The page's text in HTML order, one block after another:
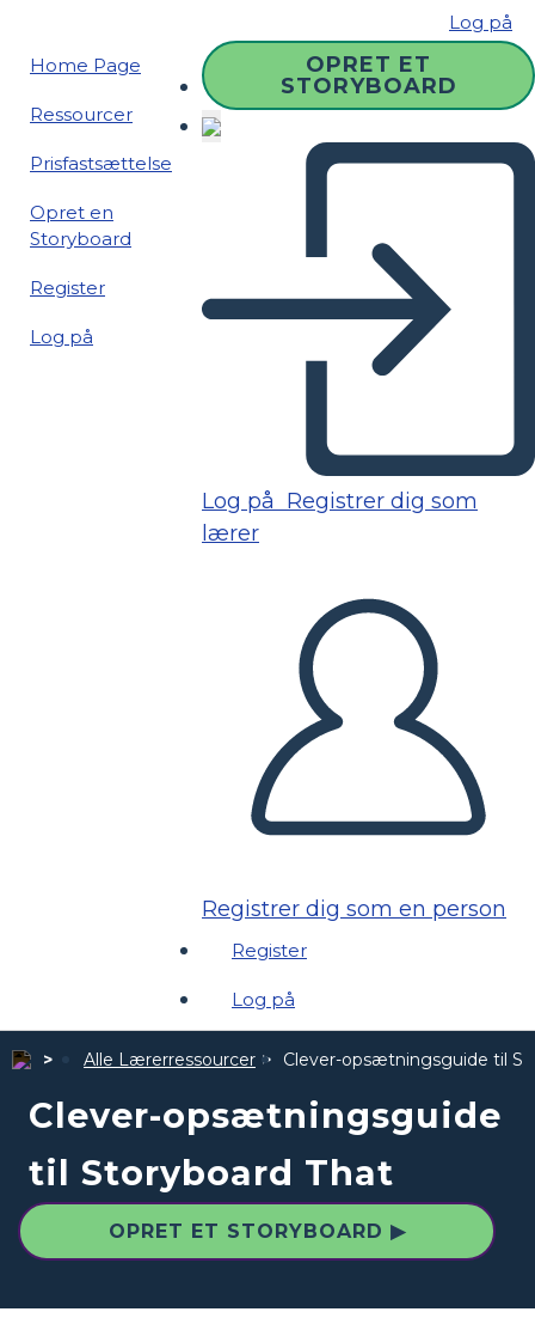
Log på
Home Page
Ressourcer
Prisfastsættelse
Opret en
Storyboard
Register
Log på
OPRET ET
STORYBOARD
Log på Registrer dig som
lærer
Registrer dig som en person
Register
Log på
Alle Lærerressourcer Clever-opsætningsguide til
Clever-opsætningsguide
til Storyboard That
OPRET ET STORYBOARD ▶